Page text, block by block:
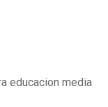
educacion media